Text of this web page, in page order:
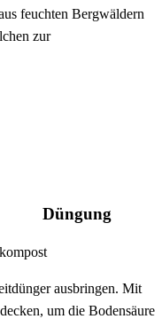
feuchten Bergwäldern
zur
Düngung
ausbringen. Mit
um die Bodensäure